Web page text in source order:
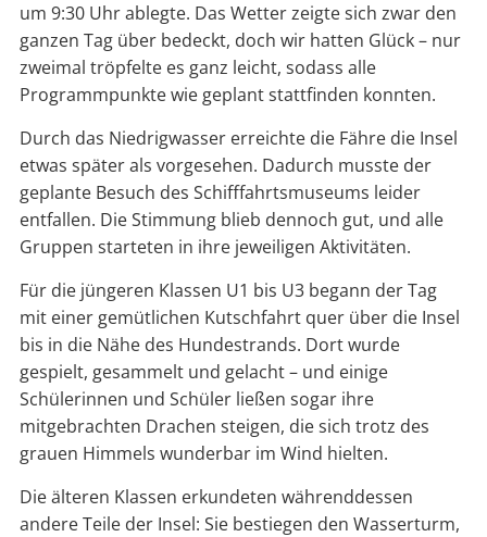
um 9:30 Uhr ablegte. Das Wetter zeigte sich zwar den
ganzen Tag über bedeckt, doch wir hatten Glück – nur
zweimal tröpfelte es ganz leicht, sodass alle
Programmpunkte wie geplant stattfinden konnten.
Durch das Niedrigwasser erreichte die Fähre die Insel
etwas später als vorgesehen. Dadurch musste der
geplante Besuch des Schifffahrtsmuseums leider
entfallen. Die Stimmung blieb dennoch gut, und alle
Gruppen starteten in ihre jeweiligen Aktivitäten.
Für die jüngeren Klassen U1 bis U3 begann der Tag
mit einer gemütlichen Kutschfahrt quer über die Insel
bis in die Nähe des Hundestrands. Dort wurde
gespielt, gesammelt und gelacht – und einige
Schülerinnen und Schüler ließen sogar ihre
mitgebrachten Drachen steigen, die sich trotz des
grauen Himmels wunderbar im Wind hielten.
Die älteren Klassen erkundeten währenddessen
andere Teile der Insel: Sie bestiegen den Wasserturm,